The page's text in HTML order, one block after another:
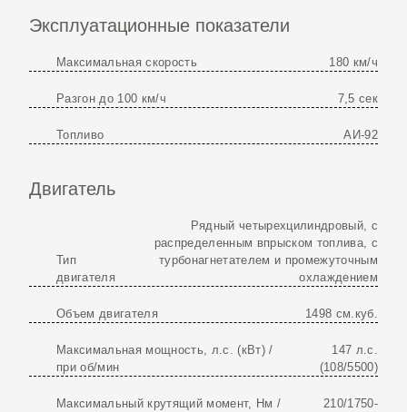
Эксплуатационные показатели
Максимальная скорость 180 км/ч
Разгон до 100 км/ч 7,5 сек
Топливо АИ-92
Двигатель
Тип
двигателя
Рядный четырехцилиндровый, с
распределенным впрыском топлива, с
турбонагнетателем и промежуточным
охлаждением
Объем двигателя 1498 см.куб.
Максимальная мощность, л.с. (кВт) /
при об/мин
147 л.с.
(108/5500)
Максимальный крутящий момент, Нм /
210/1750-